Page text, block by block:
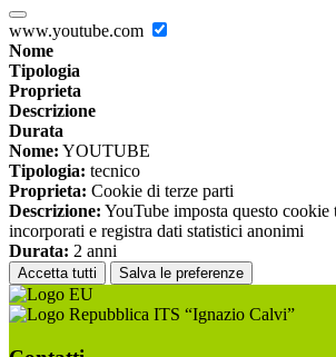
www.youtube.com
Nome
Tipologia
Proprieta
Descrizione
Durata
Nome: YOUTUBE
Tipologia: tecnico
Proprieta: Cookie di terze parti
Descrizione: YouTube imposta questo
incorporati e registra dati statistici anonimi
Durata: 2 anni
Accetta tutti Salva le preferenze
ITS “Ignazio Calvi”